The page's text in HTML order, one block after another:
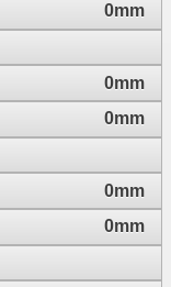
0mm
0mm
0mm
0mm
0mm